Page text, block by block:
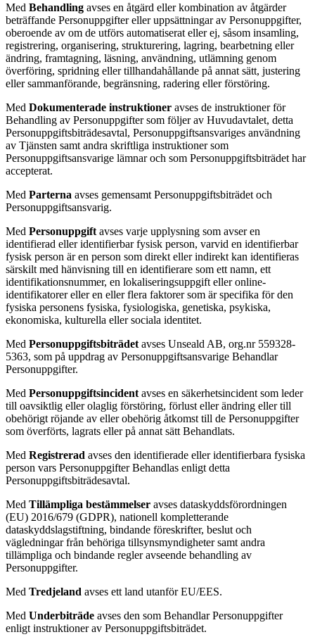
Med Behandling avses en åtgärd eller kombination av åtgärder
beträffande Personuppgifter eller uppsättningar av Personuppgifter,
oberoende av om de utförs automatiserat eller ej, såsom insamling,
registrering, organisering, strukturering, lagring, bearbetning eller
ändring, framtagning, läsning, användning, utlämning genom
överföring, spridning eller tillhandahållande på annat sätt, justering
eller sammanförande, begränsning, radering eller förstöring.
Med Dokumenterade instruktioner avses de instruktioner för
Behandling av Personuppgifter som följer av Huvudavtalet, detta
Personuppgiftsbiträdesavtal, Personuppgiftsansvariges användning
av Tjänsten samt andra skriftliga instruktioner som
Personuppgiftsansvarige lämnar och som Personuppgiftsbiträdet har
accepterat.
Med Parterna avses gemensamt Personuppgiftsbiträdet och
Personuppgiftsansvarig.
Med Personuppgift avses varje upplysning som avser en
identifierad eller identifierbar fysisk person, varvid en identifierbar
fysisk person är en person som direkt eller indirekt kan identifieras
särskilt med hänvisning till en identifierare som ett namn, ett
identifikationsnummer, en lokaliseringsuppgift eller online-
identifikatorer eller en eller flera faktorer som är specifika för den
fysiska personens fysiska, fysiologiska, genetiska, psykiska,
ekonomiska, kulturella eller sociala identitet.
Med Personuppgiftsbiträdet avses Unseald AB, org.nr 559328-
5363, som på uppdrag av Personuppgiftsansvarige Behandlar
Personuppgifter.
Med Personuppgiftsincident avses en säkerhetsincident som leder
till oavsiktlig eller olaglig förstöring, förlust eller ändring eller till
obehörigt röjande av eller obehörig åtkomst till de Personuppgifter
som överförts, lagrats eller på annat sätt Behandlats.
Med Registrerad avses den identifierade eller identifierbara fysiska
person vars Personuppgifter Behandlas enligt detta
Personuppgiftsbiträdesavtal.
Med Tillämpliga bestämmelser avses dataskyddsförordningen
(EU) 2016/679 (GDPR), nationell kompletterande
dataskyddslagstiftning, bindande föreskrifter, beslut och
vägledningar från behöriga tillsynsmyndigheter samt andra
tillämpliga och bindande regler avseende behandling av
Personuppgifter.
Med Tredjeland avses ett land utanför EU/EES.
Med Underbiträde avses den som Behandlar Personuppgifter
enligt instruktioner av Personuppgiftsbiträdet.